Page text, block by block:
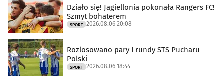
Działo się! Jagiellonia pokonała Rangers FC!
Szmyt bohaterem
SPORT 2026.08.06 20:08
Rozlosowano pary I rundy STS Pucharu
Polski
SPORT 2026.08.06 18:44